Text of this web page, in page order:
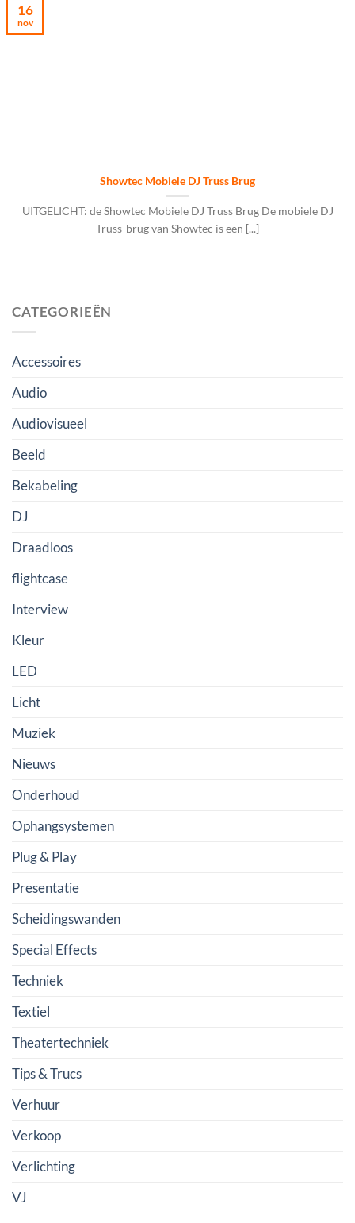
CATEGORIEËN
Accessoires
Audio
Audiovisueel
Beeld
Bekabeling
DJ
Draadloos
flightcase
Interview
Kleur
LED
Licht
Muziek
Nieuws
Onderhoud
Ophangsystemen
Plug & Play
Presentatie
Scheidingswanden
Special Effects
Techniek
Textiel
Theatertechniek
Tips & Trucs
Verhuur
Verkoop
Verlichting
VJ
Showtec Mobiele DJ Truss Brug
UITGELICHT: de Showtec Mobiele DJ Truss Brug De mobiele DJ
Truss-brug van Showtec is een [...]
16
nov